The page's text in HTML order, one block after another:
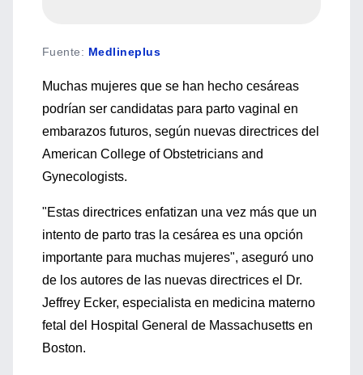
Fuente: Medlineplus
Muchas mujeres que se han hecho cesáreas
podrían ser candidatas para parto vaginal en
embarazos futuros, según nuevas directrices del
American College of Obstetricians and
Gynecologists.
"Estas directrices enfatizan una vez más que un
intento de parto tras la cesárea es una opción
importante para muchas mujeres", aseguró uno
de los autores de las nuevas directrices el Dr.
Jeffrey Ecker, especialista en medicina materno
fetal del Hospital General de Massachusetts en
Boston.